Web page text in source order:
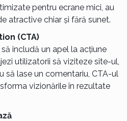
pentru ecrane mici, au
atractive chiar și fără sunet.
(CTA)
includă un apel la acțiune
utilizatorii să viziteze site-ul,
să lase un comentariu, CTA-ul
vizionările în rezultate